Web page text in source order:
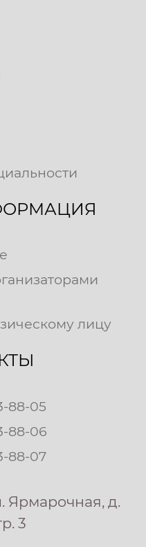
лицу
88-05
88-06
88-07
Ярмарочная, д.
3